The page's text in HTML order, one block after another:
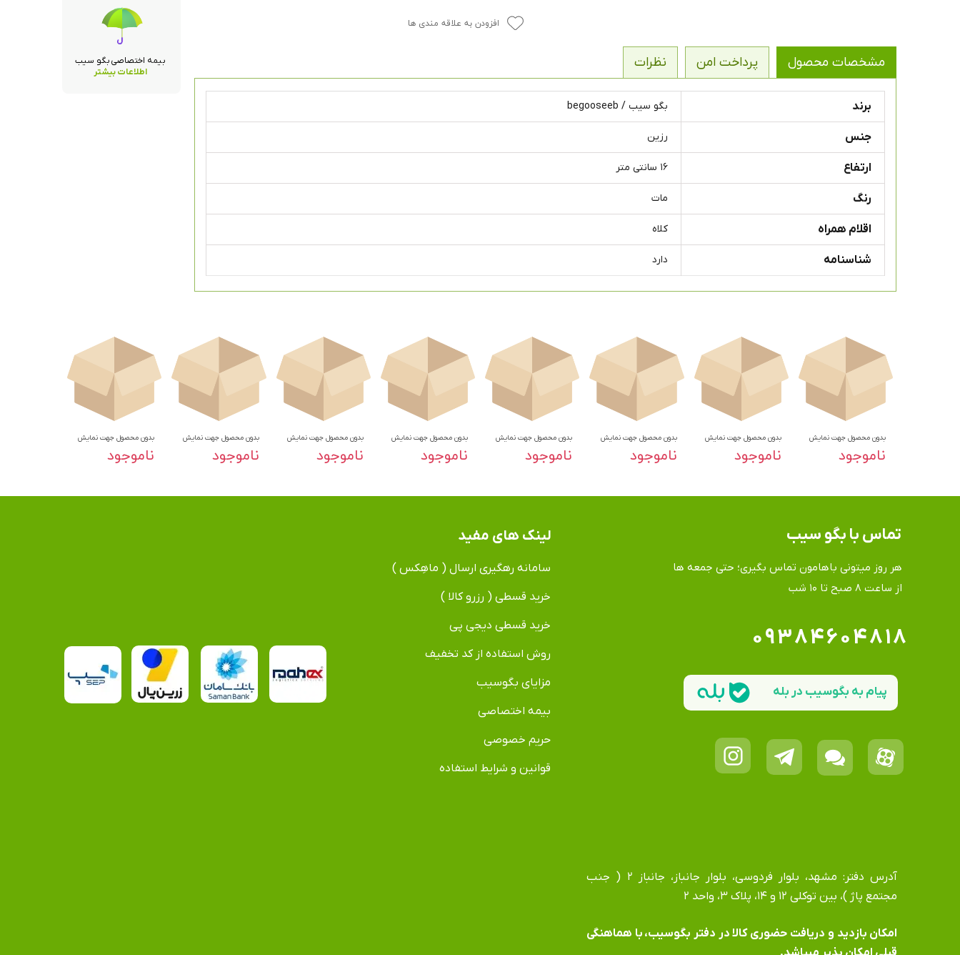
افزودن به علاقه مندی ها
مشخصات محصول پرداخت امن نظرات
برند بگو سیب / begooseeb
جنس رزین
ارتفاع ۱۶ سانتی متر
رنگ مات
اقلام همراه کلاه
شناسنامه دارد
بدون محصول جهت نمایش
ناموجود
بدون محصول جهت نمایش
ناموجود
بدون محصول جهت نمایش
ناموجود
بدون محصول جهت نمایش
ناموجود
بدون محصول جهت نمایش
ناموجود
بدون محصول جهت نمایش
ناموجود
بدون محصول جهت نمایش
ناموجود
بدون محصول جهت نمایش
ناموجود
بیمه اختصاصی بگو سیب
اطلاعات بیشتر
هر روز میتونی باهامون تماس بگیری؛ حتی جمعه ها
​​​​​​​از ساعت ۸ صبح تا ۱۰ شب
تماس​​​​​​​ با بگو سیب لینک های مفید
سامانه رهگیری ارسال ( ماهِکس )
خرید قسطی ( رزرو کالا )
خرید قسطی دیجی پی
روش استفاده از کد تخفیف
مزایای بگوسیب
بیمه اختصاصی
حریم خصوصی
قوانین و شرایط استفاده
۰۹۳۸۴۶۰۴۸۱۸
آدرس دفتر: مشهد، بلوار فردوسی، بلوار جانباز، جانباز ۲ ( جنب
مجتمع پاژ )، بین توکلی ۱۲ و ۱۴، پلاک ۳، واحد ۲
​​​​​​​امکان بازدید و دریافت حضوری کالا در دفتر بگوسیب، با هماهنگی
پیام به بگوسیب در بله